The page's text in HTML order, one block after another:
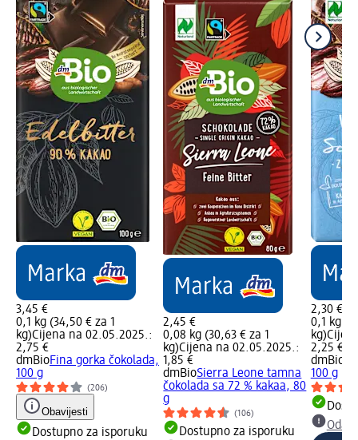
3,45 €
0,1 kg (34,50 € za 1
kg)Cijena na 02.05.2025.:
2,75 €
dmBioFina gorka čokolada,
100 g
(206)
Obavijesti
Dostupno za isporuku
2,45 €
0,08 kg (30,63 € za 1
kg)Cijena na 02.05.2025.:
1,85 €
dmBioSierra Leone tamna
čokolada sa 72 % kakaa, 80
g
(106)
Dostupno za isporuku
2,30 €
0,1 kg
kg)
2,25 €
dmBio
100 g